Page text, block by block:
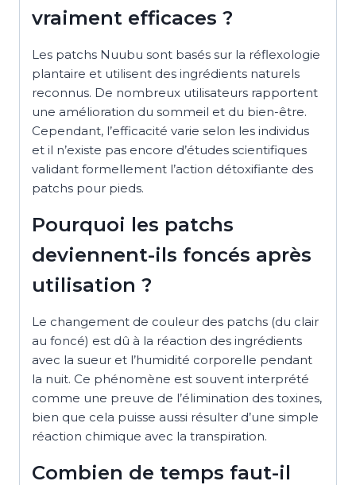
vraiment efficaces ?
Les patchs Nuubu sont basés sur la réflexologie
plantaire et utilisent des ingrédients naturels
reconnus. De nombreux utilisateurs rapportent
une amélioration du sommeil et du bien-être.
Cependant, l’efficacité varie selon les individus
et il n’existe pas encore d’études scientifiques
validant formellement l’action détoxifiante des
patchs pour pieds.
Pourquoi les patchs
deviennent-ils foncés après
utilisation ?
Le changement de couleur des patchs (du clair
au foncé) est dû à la réaction des ingrédients
avec la sueur et l’humidité corporelle pendant
la nuit. Ce phénomène est souvent interprété
comme une preuve de l’élimination des toxines,
bien que cela puisse aussi résulter d’une simple
réaction chimique avec la transpiration.
Combien de temps faut-il